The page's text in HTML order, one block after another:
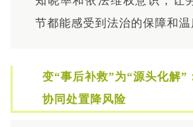
节都能感受到法治的保障和温
变“事后补救”为“源头化解”
协同处置降风险